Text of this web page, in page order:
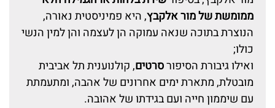
ממומשת של מור אלקבץ, היא פמיניסטית נאורה,
הנוצרת בתוכה שנאה עמוקה הן לעצמה והן למין הנשי
כולו;
ואילו גיבורת הסיפורסרטים, קולנוענית תל אביבית
מובטלת, מתארת ימים אחרונים של אהבה, ומתעמתת
עם שיממון חייה ועם בגידתו של אהובה.